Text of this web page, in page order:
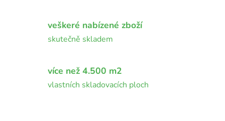
veškeré nabízené zboží
skutečně skladem
více než 4.500 m2
vlastních skladovacích ploch